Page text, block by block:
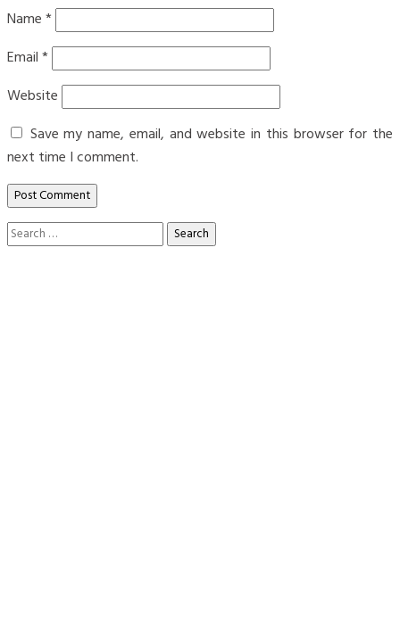
Name*
Email*
Website
Save my name, email, and website in this browser for the
next time I comment.
Search